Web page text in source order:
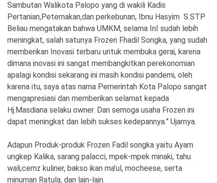
Sambutan Walikota Palopo yang di wakili Kadis
Pertanian,Peternakan,dan perkebunan, Ibnu Hasyim S.STP
Beliau mengatakan bahwa UMKM, selama InI sudah lebih
meningkat, salah satunya Frozen Fhadil Songka, yang sudah
memberikan Inovasi terbaru untuk membuka gerai, karena
dimana inovasi ini sangat membangkitkan perekonomian
apalagi kondisi sekarang ini masih kondisi pandemi, oleh
karena itu, saya atas nama Pemerintah Kota Palopo sangat
mengapresiasi dan memberikan selamat kepada
Hj.Masdiana selaku owner. Dan semoga usaha Frozen ini
dapat meningkat dan lebih sukses kedepannya.” Ujarnya.
Adapun Produk-produk Frozen Fadil songka yaitu Ayam
ungkep Kalika, sarang palacci, mpek-mpek minaki, tahu
wali,cemz kuliner, bakso ikan ma’ul, mocheese, serta
minuman Ratula, dan lain-lain.